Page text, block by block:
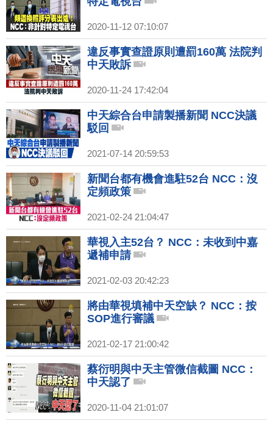
2020-11-12 07:10:07
違反事實查證原則遭罰160萬 法院判
中天敗訴
2020-11-24 17:42:04
中天綜合台申請製播新聞 NCC決議
駁回
2021-07-14 20:59:53
新聞台都有機會進駐52台 NCC：沒
定頻政策
2021-02-24 21:04:47
華視入主52台？ NCC：未收到中嘉
遞補申請
2021-02-03 20:42:23
將由華視填補中天空缺？ NCC：按
SOP進行審議
2021-02-17 21:00:42
蔡衍明與中天主管微信截圖 NCC：
中天認了
2020-11-04 21:01:07